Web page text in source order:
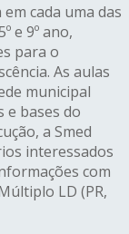
cada uma das
e 9º ano,
para o
As aulas
municipal
e bases do
a Smed
interessados
com
LD (PR,